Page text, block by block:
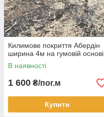
Килимове покриття Абердін
ширина 4м на гумовій основі
В наявності
1 600 ₴/пог.м
Купити